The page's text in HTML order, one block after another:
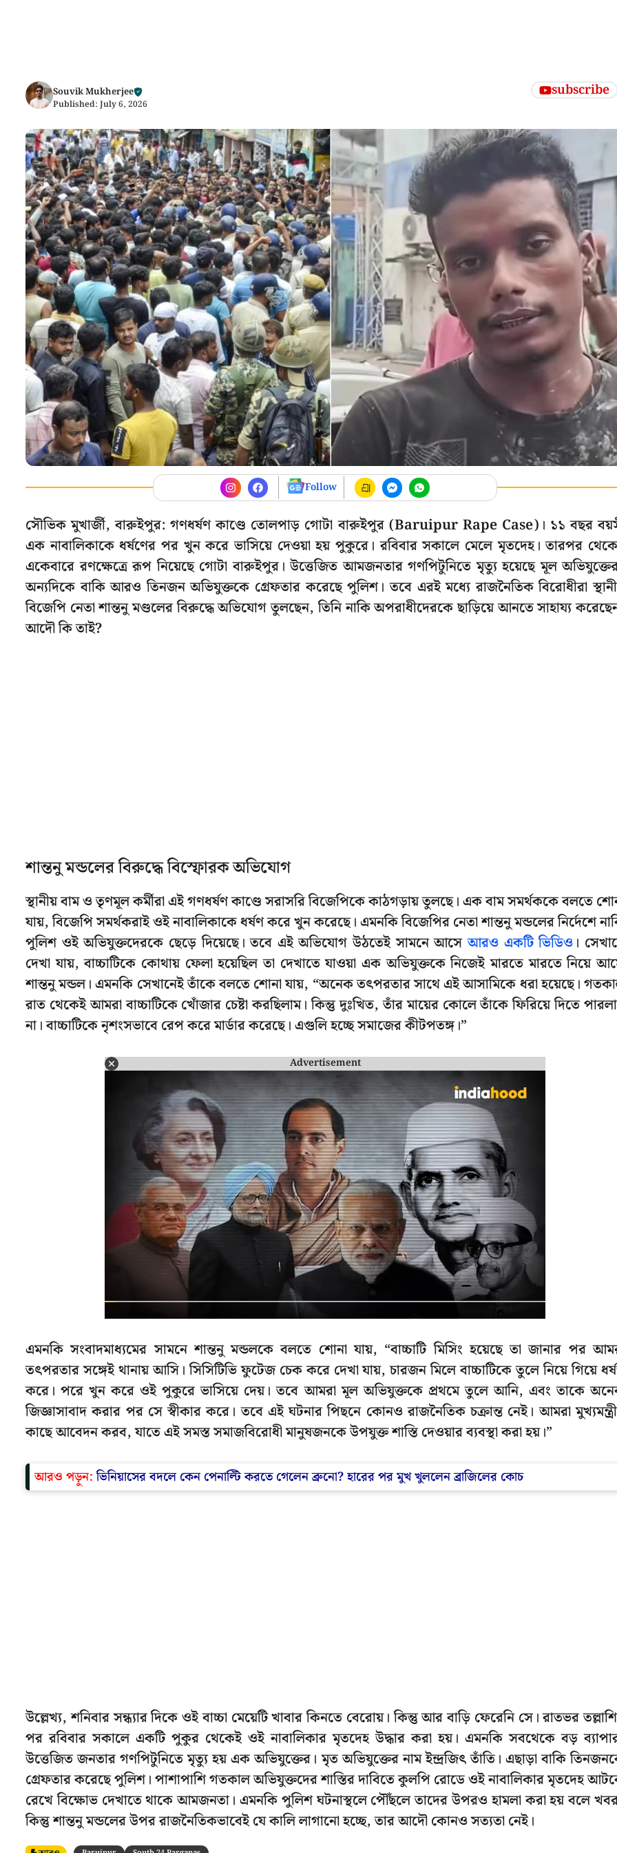
Souvik Mukherjee
Published: July 6, 2026
subscribe
Follow
সৌভিক মুখার্জী, বারুইপুর: গণধর্ষণ কাণ্ডে তোলপাড় গোটা বারুইপুর (Baruipur Rape Case)। ১১ বছর
এক নাবালিকাকে ধর্ষণের পর খুন করে ভাসিয়ে দেওয়া হয় পুকুরে। রবিবার সকালে মেলে মৃতদেহ। তারপর
একেবারে রণক্ষেত্রে রূপ নিয়েছে গোটা বারুইপুর। উত্তেজিত আমজনতার গণপিটুনিতে মৃত্যু হয়েছে মূল
অন্যদিকে বাকি আরও তিনজন অভিযুক্তকে গ্রেফতার করেছে পুলিশ। তবে এরই মধ্যে রাজনৈতিক বিরোধীরা
বিজেপি নেতা শান্তনু মণ্ডলের বিরুদ্ধে অভিযোগ তুলছেন, তিনি নাকি অপরাধীদেরকে ছাড়িয়ে আনতে সাহায্য
আদৌ কি তাই?
শান্তনু মন্ডলের বিরুদ্ধে বিস্ফোরক অভিযোগ
স্থানীয় বাম ও তৃণমূল কর্মীরা এই গণধর্ষণ কাণ্ডে সরাসরি বিজেপিকে কাঠগড়ায় তুলছে। এক বাম সমর্থককে বলতে
যায়, বিজেপি সমর্থকরাই ওই নাবালিকাকে ধর্ষণ করে খুন করেছে। এমনকি বিজেপির নেতা শান্তনু মন্ডলের নির্দেশে
পুলিশ ওই অভিযুক্তদেরকে ছেড়ে দিয়েছে। তবে এই অভিযোগ উঠতেই সামনে আসেআরও একটি ভিডিও।
দেখা যায়, বাচ্চাটিকে কোথায় ফেলা হয়েছিল তা দেখাতে যাওয়া এক অভিযুক্তকে নিজেই মারতে মারতে নিয়ে
শান্তনু মন্ডল। এমনকি সেখানেই তাঁকে বলতে শোনা যায়, “অনেক তৎপরতার সাথে এই আসামিকে ধরা হয়েছে।
রাত থেকেই আমরা বাচ্চাটিকে খোঁজার চেষ্টা করছিলাম। কিন্তু দুঃখিত, তাঁর মায়ের কোলে তাঁকে ফিরিয়ে দিতে
না। বাচ্চাটিকে নৃশংসভাবে রেপ করে মার্ডার করেছে। এগুলি হচ্ছে সমাজের কীটপতঙ্গ।”
Advertisement
এমনকি সংবাদমাধ্যমের সামনে শান্তনু মন্ডলকে বলতে শোনা যায়, “বাচ্চাটি মিসিং হয়েছে তা জানার পর
তৎপরতার সঙ্গেই থানায় আসি। সিসিটিভি ফুটেজ চেক করে দেখা যায়, চারজন মিলে বাচ্চাটিকে তুলে নিয়ে গিয়ে
করে। পরে খুন করে ওই পুকুরে ভাসিয়ে দেয়। তবে আমরা মূল অভিযুক্তকে প্রথমে তুলে আনি, এবং তাকে
জিজ্ঞাসাবাদ করার পর সে স্বীকার করে। তবে এই ঘটনার পিছনে কোনও রাজনৈতিক চক্রান্ত নেই। আমরা
কাছে আবেদন করব, যাতে এই সমস্ত সমাজবিরোধী মানুষজনকে উপযুক্ত শাস্তি দেওয়ার ব্যবস্থা করা হয়।”
আরও পড়ুন:ভিনিয়াসের বদলে কেন পেনাল্টি করতে গেলেন ব্রুনো? হারের পর মুখ খুললেন ব্রাজিলের কোচ
উল্লেখ্য, শনিবার সন্ধ্যার দিকে ওই বাচ্চা মেয়েটি খাবার কিনতে বেরোয়। কিন্তু আর বাড়ি ফেরেনি সে। রাতভর
পর রবিবার সকালে একটি পুকুর থেকেই ওই নাবালিকার মৃতদেহ উদ্ধার করা হয়। এমনকি সবথেকে বড়
উত্তেজিত জনতার গণপিটুনিতে মৃত্যু হয় এক অভিযুক্তের। মৃত অভিযুক্তের নাম ইন্দ্রজিৎ তাঁতি। এছাড়া বাকি
গ্রেফতার করেছে পুলিশ। পাশাপাশি গতকাল অভিযুক্তদের শাস্তির দাবিতে কুলপি রোডে ওই নাবালিকার মৃতদেহ
রেখে বিক্ষোভ দেখাতে থাকে আমজনতা। এমনকি পুলিশ ঘটনাস্থলে পৌঁছলে তাদের উপরও হামলা করা হয় বলে
কিন্তু শান্তনু মন্ডলের উপর রাজনৈতিকভাবেই যে কালি লাগানো হচ্ছে, তার আদৌ কোনও সত্যতা নেই।